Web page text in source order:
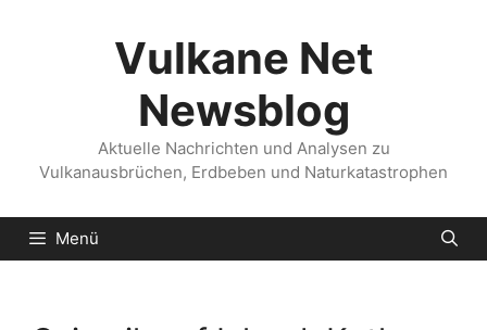
Vulkane Net
Newsblog
Aktuelle Nachrichten und Analysen zu
Vulkanausbrüchen, Erdbeben und Naturkatastrophen
Menü